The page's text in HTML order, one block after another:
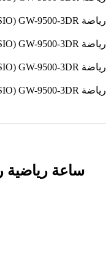
ساعة رياضية